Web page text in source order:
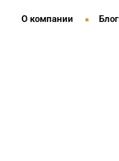
О компании Блог